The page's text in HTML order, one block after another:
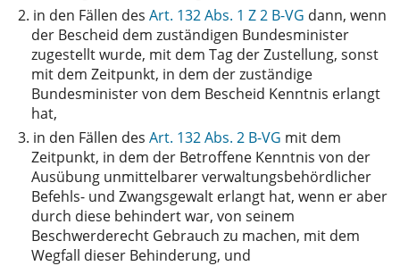
2. in den Fällen des Art. 132 Abs. 1 Z 2 B-VG dann, wenn
der Bescheid dem zuständigen Bundesminister
zugestellt wurde, mit dem Tag der Zustellung, sonst
mit dem Zeitpunkt, in dem der zuständige
Bundesminister von dem Bescheid Kenntnis erlangt
hat,
3. in den Fällen des Art. 132 Abs. 2 B-VG mit dem
Zeitpunkt, in dem der Betroffene Kenntnis von der
Ausübung unmittelbarer verwaltungsbehördlicher
Befehls- und Zwangsgewalt erlangt hat, wenn er aber
durch diese behindert war, von seinem
Beschwerderecht Gebrauch zu machen, mit dem
Wegfall dieser Behinderung, und